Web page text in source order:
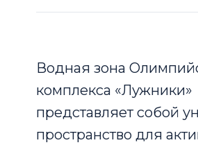
Водная зона
комплекса «Лужники»
представляет собой
пространство для